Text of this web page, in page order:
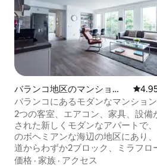
バランコ地区のマンショ
ン・アパート
レビ
バランコにあるモダンなマンショ
パート3
2つの客室、エアコン、家具、設備
された新しくモダンなアパートで
のボヘミアンな海辺の地区にあり
道からわずか2ブロック、ミラフロ
から徒歩10分です。 Estarás rodeado de
価格 · 家族 · アクセス